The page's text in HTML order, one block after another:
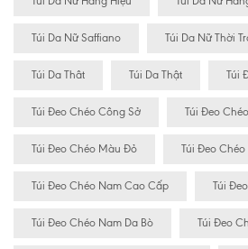
Túi Da Nữ Saffiano Túi Da Nữ Thời
Túi Da Thât Túi Da Thật Túi
Túi Đeo Chéo Công Sở Túi Đeo
Túi Đeo Chéo Màu Đỏ Túi Đeo
Túi Đeo Chéo Nam Cao Cấp Túi
Túi Đeo Chéo Nam Da Bò Túi Đeo